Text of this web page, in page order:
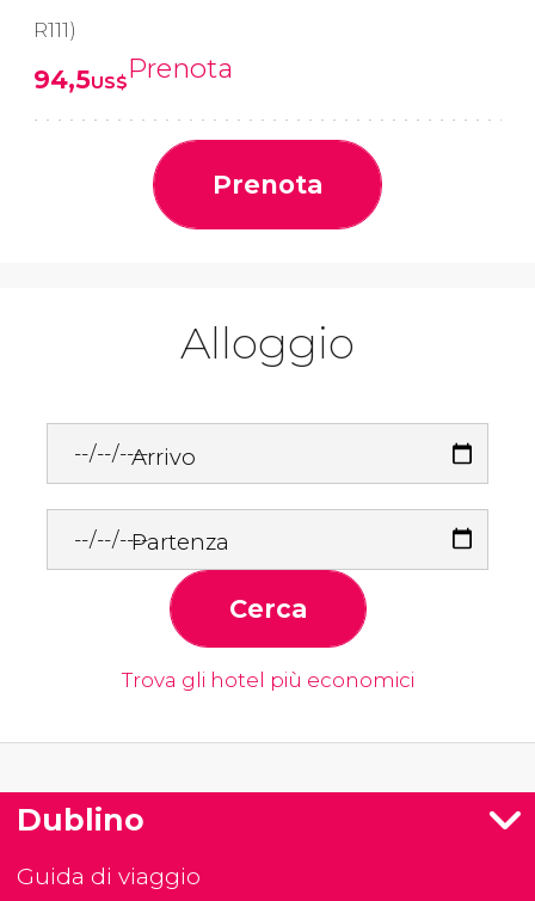
R111)
94,5US$Prenota
Prenota
Alloggio
Arrivo
Partenza
Cerca
Trova gli hotel più economici
Dublino
Guida di viaggio